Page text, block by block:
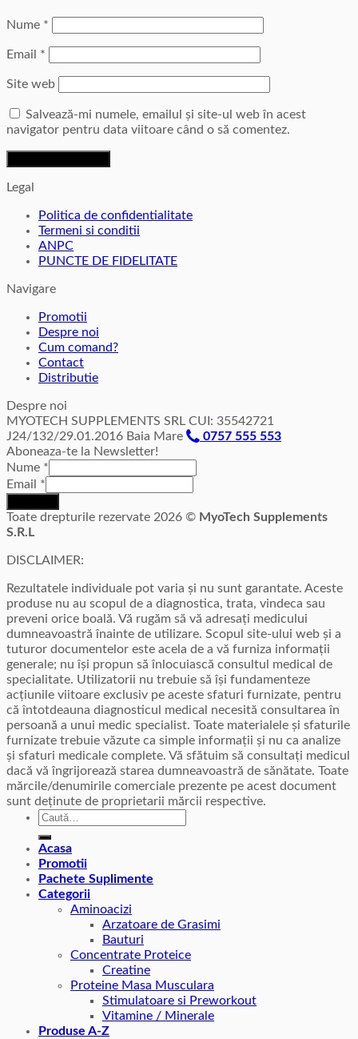
Nume *
Email *
Site web
Salvează-mi numele, emailul și site-ul web în acest
navigator pentru data viitoare când o să comentez.
Legal
Politica de confidentialitate
Termeni si conditii
ANPC
PUNCTE DE FIDELITATE
Navigare
Promotii
Despre noi
Cum comand?
Contact
Distributie
Despre noi
MYOTECH SUPPLEMENTS SRL CUI: 35542721
J24/132/29.01.2016 Baia Mare
0757 555 553
Aboneaza-te la Newsletter!
Nume *
Email *
Toate drepturile rezervate 2026 © MyoTech Supplements
S.R.L
DISCLAIMER:
Rezultatele individuale pot varia și nu sunt garantate. Aceste
produse nu au scopul de a diagnostica, trata, vindeca sau
preveni orice boală. Vă rugăm să vă adresați medicului
dumneavoastră înainte de utilizare. Scopul site-ului web și a
tuturor documentelor este acela de a vă furniza informații
generale; nu își propun să înlocuiască consultul medical de
specialitate. Utilizatorii nu trebuie să își fundamenteze
acțiunile viitoare exclusiv pe aceste sfaturi furnizate, pentru
că întotdeauna diagnosticul medical necesită consultarea în
persoană a unui medic specialist. Toate materialele și sfaturile
furnizate trebuie văzute ca simple informații și nu ca analize
și sfaturi medicale complete. Vă sfătuim să consultați medicul
dacă vă îngrijorează starea dumneavoastră de sănătate. Toate
mărcile/denumirile comerciale prezente pe acest document
sunt deținute de proprietarii mărcii respective.
Caută
Acasa
Promotii
Pachete Suplimente
Categorii
Aminoacizi
Arzatoare de Grasimi
Bauturi
Concentrate Proteice
Creatine
Proteine Masa Musculara
Stimulatoare si Preworkout
Vitamine / Minerale
Produse A-Z